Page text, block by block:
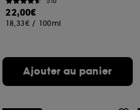
22,00€
18,33€ / 100ml
Ajouter au panier